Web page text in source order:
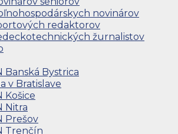
novinárov
redaktorov
žurnalistov
Banská Bystrica
v Bratislave
Košice
Nitra
Prešov
Trenčín